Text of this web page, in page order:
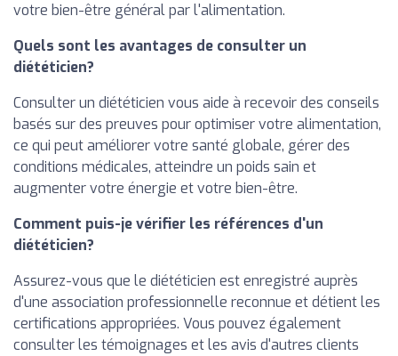
votre bien-être général par l'alimentation.
Quels sont les avantages de consulter un
diététicien?
Consulter un diététicien vous aide à recevoir des conseils
basés sur des preuves pour optimiser votre alimentation,
ce qui peut améliorer votre santé globale, gérer des
conditions médicales, atteindre un poids sain et
augmenter votre énergie et votre bien-être.
Comment puis-je vérifier les références d'un
diététicien?
Assurez-vous que le diététicien est enregistré auprès
d'une association professionnelle reconnue et détient les
certifications appropriées. Vous pouvez également
consulter les témoignages et les avis d'autres clients